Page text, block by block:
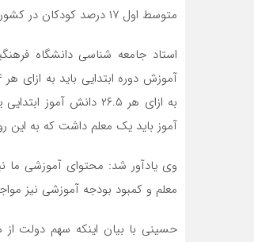
متوسط اول ۱۷ درصد کودکان در کشورمان به فقر آموزشی دچار هستند.
استاد جامعه شناسی دانشگاه
آموز باید یک معلم داشت که به این
وی یادآور شد: محتوای آموزشی ما
معلم و کمبود بودجه آموزشی نیز